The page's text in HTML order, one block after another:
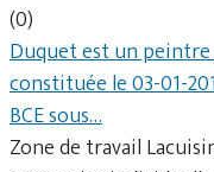
(0)
Duquet est un peintre
constituée le 03-01-
BCE sous…
Zone de travail